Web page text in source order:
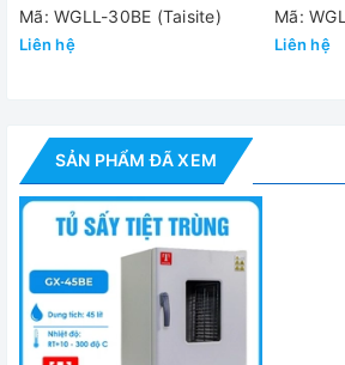
Thể tích buồng sấy
Kích thước buồng sấy
Kích thước đóng gói
Nguồn điện
Công suất
Khối lượng (NW/GW)
(Màn hình LCD)
Mã: WGLL-30BE (Taisite)
Liên hệ
(Màn
Mã:
Liên hệ
SẢN PHẨM ĐÃ XEM